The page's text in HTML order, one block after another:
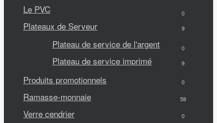
Le PVC 0
Plateaux de Serveur 9
Plateau de service de l'argent 0
Plateau de service imprimé 9
Produits promotionnels 0
Ramasse-monnaie 58
Verre cendrier 0